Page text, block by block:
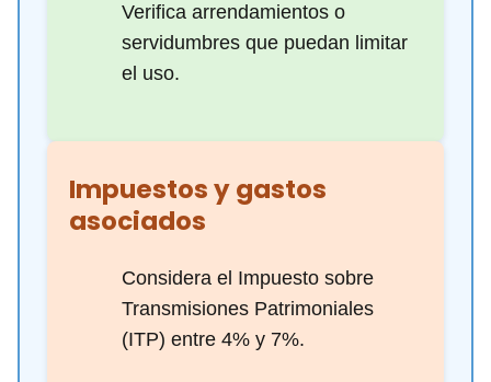
Verifica arrendamientos o
servidumbres que puedan limitar
el uso.
Impuestos y gastos
asociados
Considera el Impuesto sobre
Transmisiones Patrimoniales
(ITP) entre 4% y 7%.